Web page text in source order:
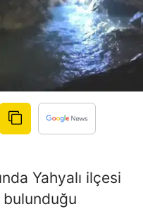
Niğde
Ordu
Rize
Sakarya
Samsun
Sinop
Yahyalı ilçesi
bulunduğu